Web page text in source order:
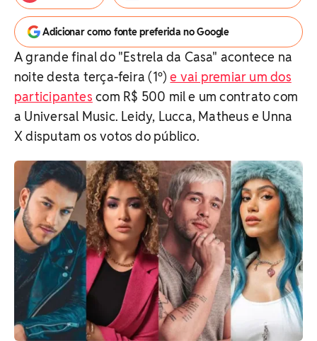
Adicionar como fonte preferida no Google
A grande final do "Estrela da Casa" acontece na
noite desta terça-feira (1º)e vai premiar um dos
participantes com R$ 500 mil e um contrato com
a Universal Music. Leidy, Lucca, Matheus e Unna
X disputam os votos do público.